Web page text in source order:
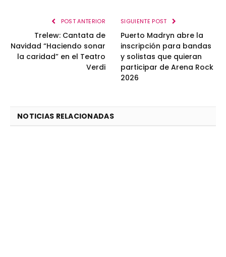
POST ANTERIOR
Trelew: Cantata de
Navidad “Haciendo sonar
la caridad” en el Teatro
Verdi
SIGUIENTE POST
Puerto Madryn abre la
inscripción para bandas
y solistas que quieran
participar de Arena Rock
2026
NOTICIAS RELACIONADAS